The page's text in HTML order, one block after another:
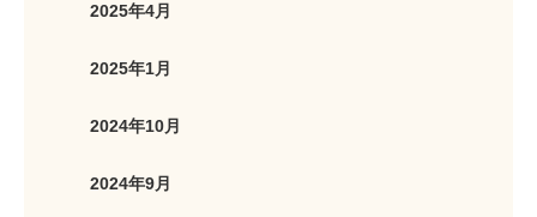
2025年4月
2025年1月
2024年10月
2024年9月